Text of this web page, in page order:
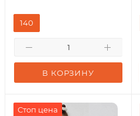
В КОРЗИНУ
140
Стоп цена